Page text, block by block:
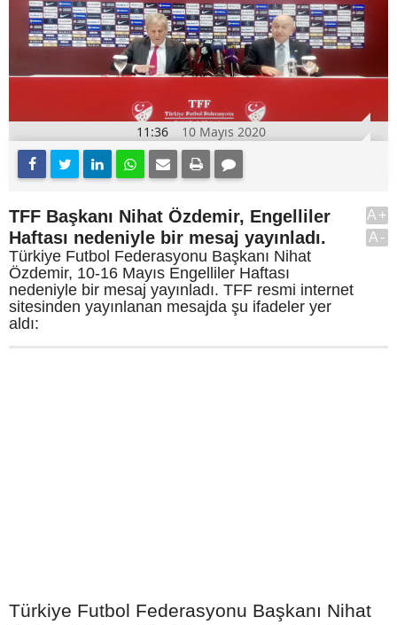
11:36 10 Mayıs 2020
TFF Başkanı Nihat Özdemir, Engelliler
Haftası nedeniyle bir mesaj yayınladı.
Türkiye Futbol Federasyonu Başkanı Nihat
Özdemir, 10-16 Mayıs Engelliler Haftası
nedeniyle bir mesaj yayınladı. TFF resmi internet
sitesinden yayınlanan mesajda şu ifadeler yer
aldı:
A+
A-
Türkiye Futbol Federasyonu Başkanı Nihat